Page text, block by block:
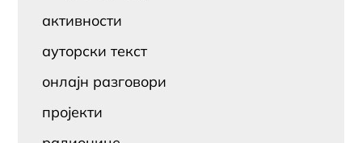
активности
ауторски текст
онлајн разговори
пројекти